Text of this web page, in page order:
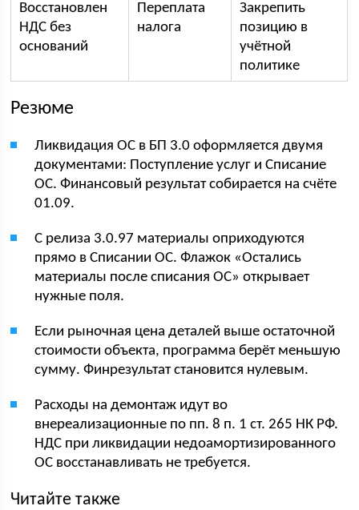
Восстановлен
НДС без
оснований
Переплата
налога
Закрепить
позицию в
учётной
политике
Резюме
Ликвидация ОС в БП 3.0 оформляется двумя
документами: Поступление услуг и Списание
ОС. Финансовый результат собирается на счёте
01.09.
С релиза 3.0.97 материалы оприходуются
прямо в Списании ОС. Флажок «Остались
материалы после списания ОС» открывает
нужные поля.
Если рыночная цена деталей выше остаточной
стоимости объекта, программа берёт меньшую
сумму. Финрезультат становится нулевым.
Расходы на демонтаж идут во
внереализационные по пп. 8 п. 1 ст. 265 НК РФ.
НДС при ликвидации недоамортизированного
ОС восстанавливать не требуется.
Читайте также